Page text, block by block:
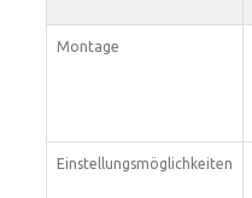
Montage
Einstellungsmöglichkeiten